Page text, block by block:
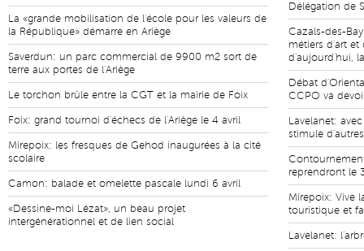
La «grande mobilisation de l'école pour les valeurs de
la République» démarre en Ariège
Saverdun: un parc commercial de 9900 m2 sort de
terre aux portes de l'Ariège
Le torchon brûle entre la CGT et la mairie de Foix
Foix: grand tournoi d'échecs de l'Ariège le 4 avril
Mirepoix: les fresques de Gehod inaugurées à la cité
scolaire
Camon: balade et omelette pascale lundi 6 avril
«Dessine-moi Lézat», un beau projet
intergénérationnel et de lien social
Délégation de
Cazals-des-
métiers d'art et
d'aujourd'hui,
Débat
CCPO va
Lavelanet:
stimule
reprendront le
Mirepoix: Vive
touristique et
Lavelanet: